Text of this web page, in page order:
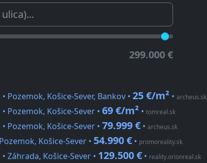
299.000 €
• Pozemok, Košice-Sever, Bankov • 25 €/m² • archeus.sk
• Pozemok, Košice-Sever • 69 €/m² • tomreal.sk
• Pozemok, Košice-Sever • 79.999 € • archeus.sk
Košice-Sever • 54.990 € • promoreality.sk
• Záhrada, Košice-Sever • 129.500 € • reality.orionreal.sk